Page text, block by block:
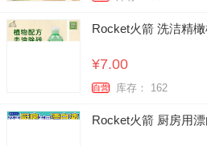
Rocket火箭 洗洁精
¥7.00
自营 库存： 162
Rocket火箭 厨房用